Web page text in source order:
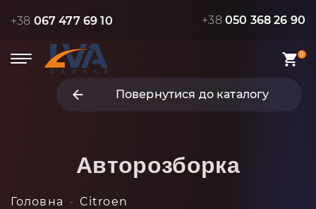
+38 067 477 69 10 +38 050 368 26 90
0
Повернутися до каталогу
Авторозборка
Головна Citroen